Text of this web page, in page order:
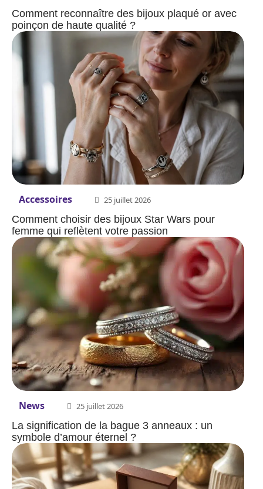
Comment reconnaître des bijoux plaqué or avec
poinçon de haute qualité ?
Accessoires 25 juillet 2026
Comment choisir des bijoux Star Wars pour
femme qui reflètent votre passion
News 25 juillet 2026
La signification de la bague 3 anneaux : un
symbole d’amour éternel ?